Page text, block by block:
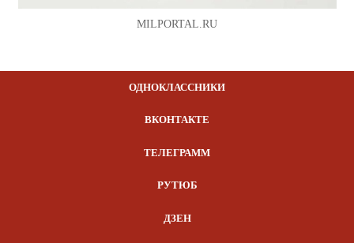
MILPORTAL.RU
ОДНОКЛАССНИКИ
ВКОНТАКТЕ
ТЕЛЕГРАММ
РУТЮБ
ДЗЕН